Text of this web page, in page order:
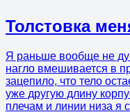
Толстовка
Я раньше вообще не
нагло вмешивается в
зацепило, что тело
уже другую длину
плечам и линии низа я